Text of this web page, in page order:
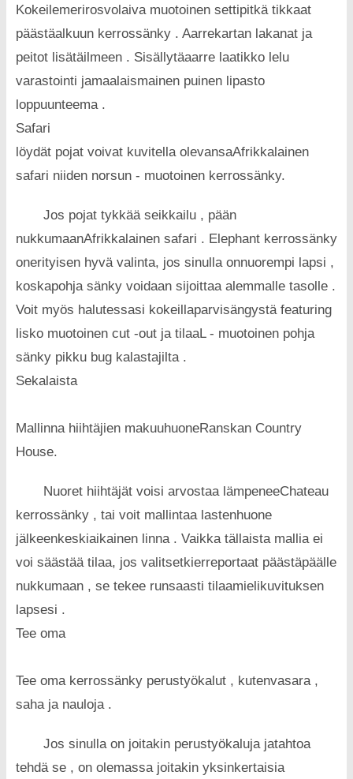
Kokeilemerirosvolaiva muotoinen settipitkä tikkaat
päästäalkuun kerrossänky . Aarrekartan lakanat ja
peitot lisätäilmeen . Sisällytäaarre laatikko lelu
varastointi jamaalaismainen puinen lipasto
loppuunteema .
Safari
löydät pojat voivat kuvitella olevansaAfrikkalainen
safari niiden norsun - muotoinen kerrossänky.
Jos pojat tykkää seikkailu , pään
nukkumaanAfrikkalainen safari . Elephant kerrossänky
onerityisen hyvä valinta, jos sinulla onnuorempi lapsi ,
koskapohja sänky voidaan sijoittaa alemmalle tasolle .
Voit myös halutessasi kokeillaparvisängystä featuring
lisko muotoinen cut -out ja tilaaL - muotoinen pohja
sänky pikku bug kalastajilta .
Sekalaista
Mallinna hiihtäjien makuuhuoneRanskan Country
House.
Nuoret hiihtäjät voisi arvostaa lämpeneeChateau
kerrossänky , tai voit mallintaa lastenhuone
jälkeenkeskiaikainen linna . Vaikka tällaista mallia ei
voi säästää tilaa, jos valitsetkierreportaat päästäpäälle
nukkumaan , se tekee runsaasti tilaamielikuvituksen
lapsesi .
Tee oma
Tee oma kerrossänky perustyökalut , kutenvasara ,
saha ja nauloja .
Jos sinulla on joitakin perustyökaluja jatahtoa
tehdä se , on olemassa joitakin yksinkertaisia ​​